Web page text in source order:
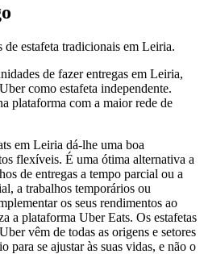
estafeta tradicionais em Leiria.
de fazer entregas em Leiria,
como estafeta independente.
plataforma com a maior rede de
em Leiria dá-lhe uma boa
flexíveis. É uma ótima alternativa a
de entregas a tempo parcial ou a
a trabalhos temporários ou
os seus rendimentos ao
a plataforma Uber Eats. Os estafetas
vêm de todas as origens e setores
para se ajustar às suas vidas, e não o